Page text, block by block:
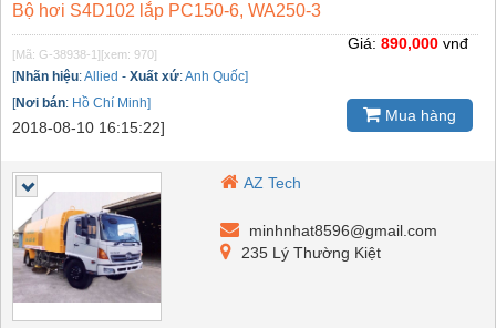
Bộ hơi S4D102 lắp PC150-6, WA250-3
[Mã: G-38938-1] [xem: 970]
[Nhãn hiệu:Allied - Xuất xứ:Anh Quốc]
[Nơi bán: Hồ Chí Minh]
2018-08-10 16:15:22]
Giá: 890,000 vnđ
Mua hàng
AZ Tech
minhnhat8596@gmail.com
235 Lý Thường Kiệt